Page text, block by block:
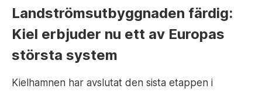
Landströmsutbyggnaden färdig:
Kiel erbjuder nu ett av Europas
största system
Kielhamnen har avslutat den sista etappen i